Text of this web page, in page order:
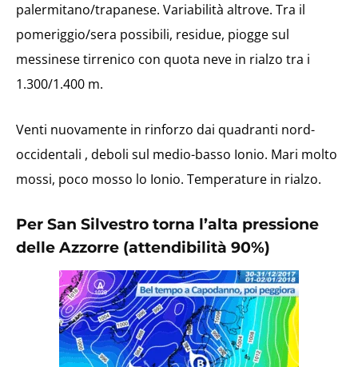
palermitano/trapanese. Variabilità altrove. Tra il
pomeriggio/sera possibili, residue, piogge sul
messinese tirrenico con quota neve in rialzo tra i
1.300/1.400 m.
Venti nuovamente in rinforzo dai quadranti nord-
occidentali , deboli sul medio-basso Ionio. Mari molto
mossi, poco mosso lo Ionio. Temperature in rialzo.
Per San Silvestro torna l’alta pressione
delle Azzorre (attendibilità 90%)